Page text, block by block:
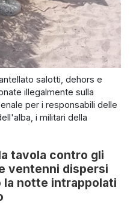
salotti, dehors e
illegalmente sulla
per i responsabili delle
i militari della
tavola contro gli
ventenni dispersi
la notte intrappolati